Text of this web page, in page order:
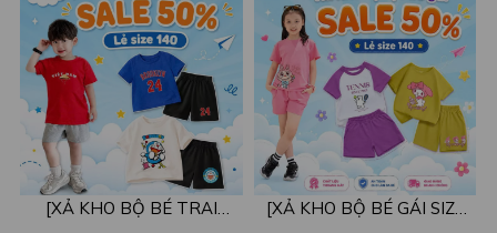
[XẢ KHO BỘ BÉ TRAI
[XẢ KHO BỘ BÉ GÁI SIZE